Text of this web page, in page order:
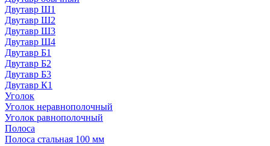
Двутавр Ш1
Двутавр Ш2
Двутавр Ш3
Двутавр Ш4
Двутавр Б1
Двутавр Б2
Двутавр Б3
Двутавр К1
Уголок
Уголок неравнополочный
Уголок равнополочный
Полоса
Полоса стальная 100 мм